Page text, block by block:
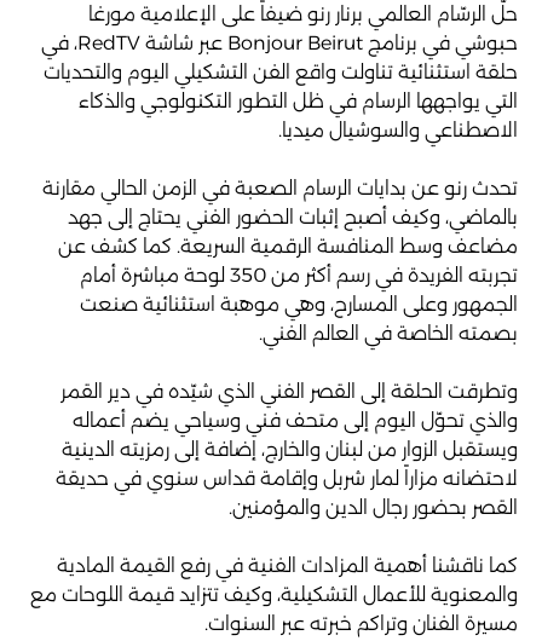
حلّ الرسّام العالمي برنار رنو ضيفاً على الإعلامية مورغا
حبوشي في برنامج Bonjour Beirut عبر شاشة RedTV، في
حلقة استثنائية تناولت واقع الفن التشكيلي اليوم والتحديات
التي يواجهها الرسام في ظل التطور التكنولوجي والذكاء
الاصطناعي والسوشيال ميديا.
تحدث رنو عن بدايات الرسام الصعبة في الزمن الحالي مقارنة
بالماضي، وكيف أصبح إثبات الحضور الفني يحتاج إلى جهد
مضاعف وسط المنافسة الرقمية السريعة. كما كشف عن
تجربته الفريدة في رسم أكثر من 350 لوحة مباشرة أمام
الجمهور وعلى المسارح، وهي موهبة استثنائية صنعت
بصمته الخاصة في العالم الفني.
وتطرقت الحلقة إلى القصر الفني الذي شيّده في دير القمر
والذي تحوّل اليوم إلى متحف فني وسياحي يضم أعماله
ويستقبل الزوار من لبنان والخارج، إضافة إلى رمزيته الدينية
لاحتضانه مزاراً لمار شربل وإقامة قداس سنوي في حديقة
القصر بحضور رجال الدين والمؤمنين.
كما ناقشنا أهمية المزادات الفنية في رفع القيمة المادية
والمعنوية للأعمال التشكيلية، وكيف تتزايد قيمة اللوحات مع
مسيرة الفنان وتراكم خبرته عبر السنوات.